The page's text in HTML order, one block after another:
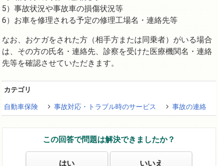
事故状況や事故車の損傷状況等
お車を修理される予定の修理工場名・連絡先等
なお、おケガをされた方（相手方または同乗者）がいる場合
は、その方の氏名・連絡先、診察を受けた医療機関名・連絡
先等を確認させていただきます。
カテゴリ
自動車保険 事故対応・トラブル時のサービス 事故の連絡
この回答で問題は解決できましたか？
はい いいえ